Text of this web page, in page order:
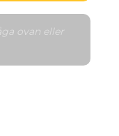
ovan eller